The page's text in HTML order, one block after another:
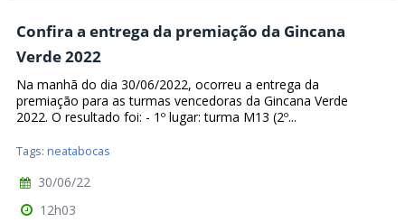
Confira a entrega da premiação da Gincana
Verde 2022
Na manhã do dia 30/06/2022, ocorreu a entrega da
premiação para as turmas vencedoras da Gincana Verde
2022. O resultado foi: - 1º lugar: turma M13 (2º...
Tags: neatabocas
30/06/22
12h03